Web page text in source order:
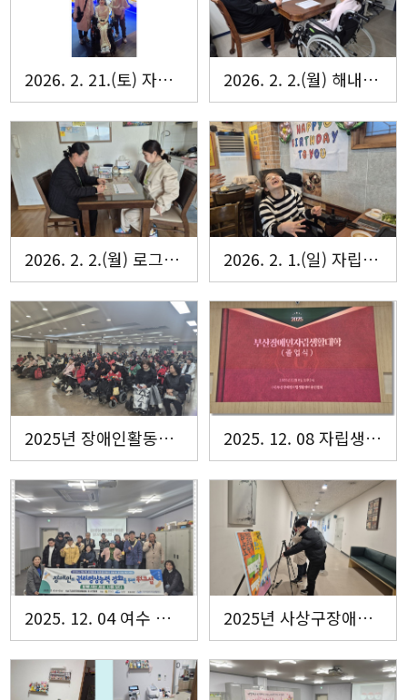
2026. 2. 21.(토) 자립생활주택 로그인·해내리홈 문화체험 2026. 2. 2.(월) 해내리홈 입주자회의
2026. 2. 2.(월) 로그인홈 입주자회의 2026. 2. 1.(일) 자립생활주택 해내리홈 허OO씨의 생일파티~~~
2025년 장애인활동지원사업 이용자 교육 및 간담회 2025년 12월 24일 2025. 12. 08 자립생활대학 졸업식
2025. 12. 04 여수 라르쉬센터 내방 2025년 사상구장애인자립생활센터 성과보고회 및 송년회 12월24일